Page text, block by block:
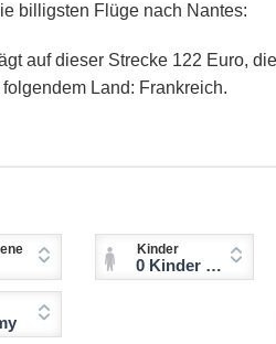
billigsten Flüge nach Nantes:
auf dieser Strecke 122 Euro,
Land: Frankreich.
Kinder
0 Kinder (2-11 Jahre)